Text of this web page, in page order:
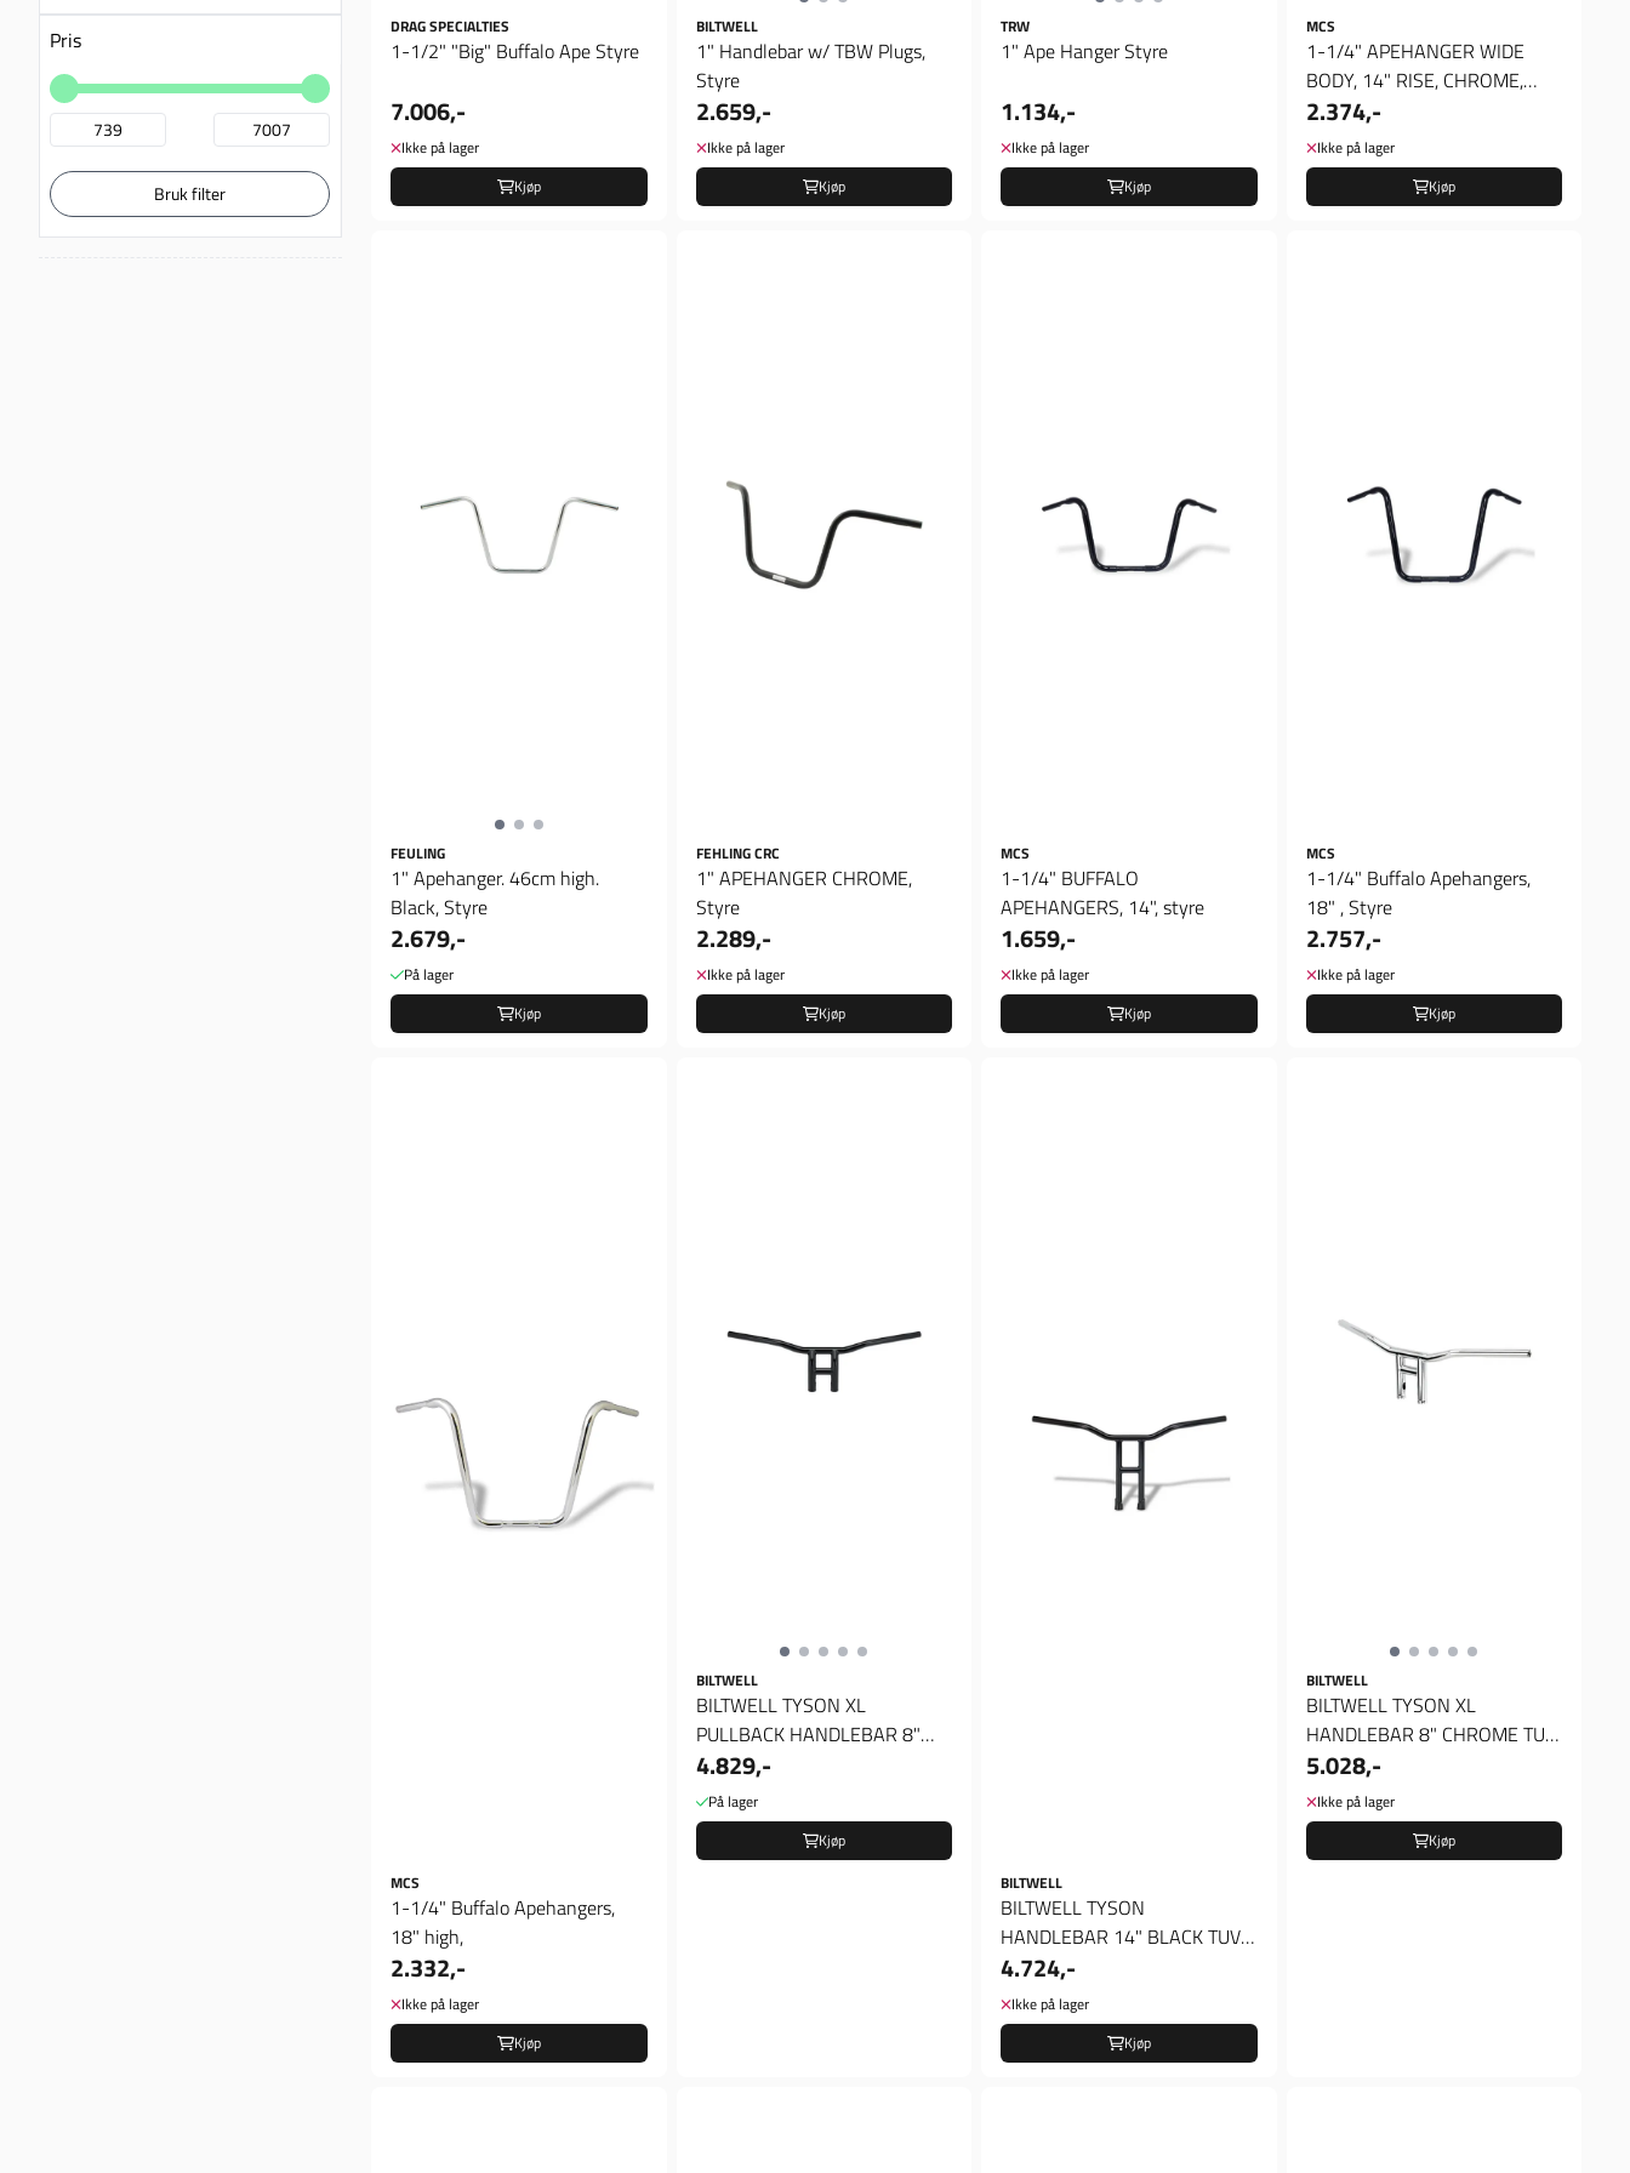
Pris
Bruk filter
DRAG SPECIALTIES
1-1/2" "Big" Buffalo Ape Styre
7.006,-
Ikke på lager
Kjøp
BILTWELL
1" Handlebar w/ TBW Plugs,
Styre
2.659,-
Ikke på lager
Kjøp
TRW
1" Ape Hanger Styre
1.134,-
Ikke på lager
Kjøp
MCS
1-1/4" APEHANGER WIDE
BODY, 14" RISE, CHROME,
Styre
2.374,-
Ikke på lager
Kjøp
FEULING
1" Apehanger. 46cm high.
Black, Styre
2.679,-
På lager
Kjøp
FEHLING CRC
1" APEHANGER CHROME,
Styre
2.289,-
Ikke på lager
Kjøp
MCS
1-1/4" BUFFALO
APEHANGERS, 14", styre
1.659,-
Ikke på lager
Kjøp
MCS
1-1/4" Buffalo Apehangers,
18" , Styre
2.757,-
Ikke på lager
Kjøp
MCS
1-1/4" Buffalo Apehangers,
18" high,
2.332,-
Ikke på lager
Kjøp
BILTWELL
BILTWELL TYSON XL
PULLBACK HANDLEBAR 8"
BLACK SLOTTED, TUV, Styre
4.829,-
På lager
Kjøp
BILTWELL
BILTWELL TYSON
HANDLEBAR 14" BLACK TUV
APPROVED, Styre
4.724,-
Ikke på lager
Kjøp
BILTWELL
BILTWELL TYSON XL
HANDLEBAR 8" CHROME TUV
APPROVED, Styre
5.028,-
Ikke på lager
Kjøp